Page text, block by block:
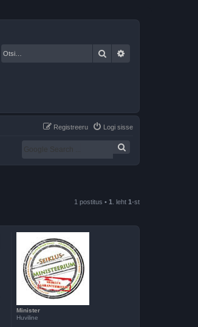
Otsi
Logi sisse
Registreeru
1 postitus • 1 . leht 1-st
Minister
Huviline